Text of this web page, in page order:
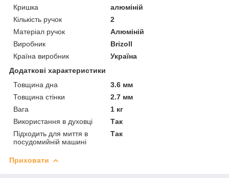
Кришка
алюміній
Кількість ручок
2
Матеріал ручок
Алюміній
Виробник
Brizoll
Країна виробник
Україна
Додаткові характеристики
Товщина дна
3.6 мм
Товщина стінки
2.7 мм
Вага
1 кг
Використання в духовці
Так
Підходить для миття в
посудомийній машині
Так
Приховати